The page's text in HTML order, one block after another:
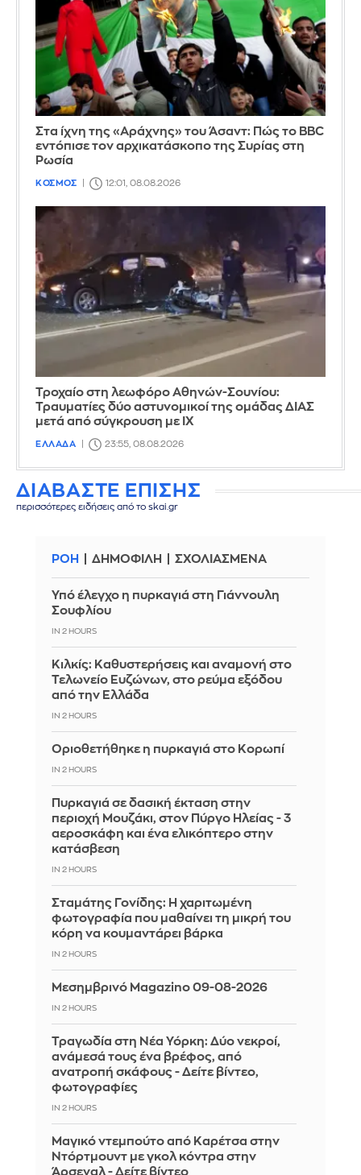
Στα ίχνη της «Αράχνης» του Άσαντ: Πώς το BBC
εντόπισε τον αρχικατάσκοπο της Συρίας στη
Ρωσία
ΚΟΣΜΟΣ 12:01, 08.08.2026
Τροχαίο στη λεωφόρο Αθηνών-Σουνίου:
Τραυματίες δύο αστυνομικοί της ομάδας ΔΙΑΣ
μετά από σύγκρουση με ΙΧ
ΕΛΛΑΔΑ 23:55, 08.08.2026
ΔΙΑΒΑΣΤΕ ΕΠΙΣΗΣ
περισσότερες ειδήσεις από το skai.gr
ΡΟΗ ΔΗΜΟΦΙΛΗ ΣΧΟΛΙΑΣΜΕΝΑ
Υπό έλεγχο η πυρκαγιά στη Γιάννουλη
Σουφλίου
IN 2 HOURS
Κιλκίς: Καθυστερήσεις και αναμονή στο
Τελωνείο Ευζώνων, στο ρεύμα εξόδου
από την Ελλάδα
IN 2 HOURS
Οριοθετήθηκε η πυρκαγιά στο Κορωπί
IN 2 HOURS
Πυρκαγιά σε δασική έκταση στην
περιοχή Μουζάκι, στον Πύργο Ηλείας - 3
αεροσκάφη και ένα ελικόπτερο στην
κατάσβεση
IN 2 HOURS
Σταμάτης Γονίδης: Η χαριτωμένη
φωτογραφία που μαθαίνει τη μικρή του
κόρη να κουμαντάρει βάρκα
IN 2 HOURS
Μεσημβρινό Magazino 09-08-2026
IN 2 HOURS
Τραγωδία στη Νέα Υόρκη: Δύο νεκροί,
ανάμεσά τους ένα βρέφος, από
ανατροπή σκάφους - Δείτε βίντεο,
φωτογραφίες
IN 2 HOURS
Μαγικό ντεμπούτο από Καρέτσα στην
Ντόρτμουντ με γκολ κόντρα στην
Άρσεναλ - Δείτε βίντεο